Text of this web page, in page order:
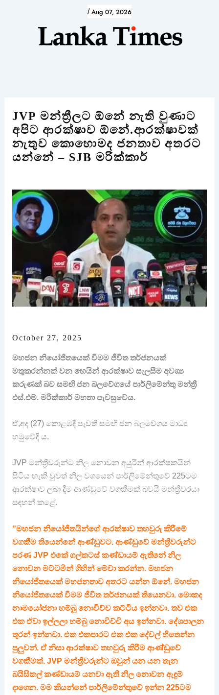
/ Aug 07, 2026
JVP මන්ත්‍රීලට ඕනේ නැති වුණාට
අපිට ආරක්ෂාව ඕනේ.ආරක්ෂාවක්
නැතුව කොහොමද ජනතාව අතරට
යන්නේ – SJB මරික්කාර්
October 27, 2025
මහජන නියෝජිතයෙක් වීමම ජීවිත තර්ජනයක්
මතුකරන්නක් වන හෙයින් ආරක්ෂාව සැලසීම අවශ්‍ය
කරුණක් බව සමඟි ජන බලවේගයේ පාර්ලිමේන්තු මන්ත්‍රී
එස්.එම්. මරික්කාර් මහතා පැවසුවේය.
ඒ,අද (27) කොළඹදී පැවති සමඟි ජන බලවේගය මාධ්‍ය
හමුවේදී ය.
JVP මන්ත්‍රීවරුන්ට නිල නොවන අයුරින් ආරක්ෂකයින්
සිටිය හැකි වුවත් නිල වශයෙන් පාර්ලිමේන්තුවේ 225ටම
ආරක්ෂාව ලබා දීම ආණ්ඩුවේ වගකීමක් බවයි මන්ත්‍රීවරයා
සඳහන් කළේ.
”මහජන නියෝජිතයින්ගේ ආරක්ෂාව තහවුරු කිරීමේ
වගකීම තියෙන්නේ ආණ්ඩුවට. ආණ්ඩුවේ මන්ත්‍රීවරුන්ට
පරණ JVP එකේ ගල්කටස් කණ්ඩායම් ඇතිනේ නිල
නොවන මට්ටමින් ගිහින් මේවා කරන්න. මහජන
නියෝජිතයෙක් මහජනතාව අතරට යන්න ඕනේ. මහජන
නියෝජිතයෙක් වීමම ජීවිත තර්ජනයක් තියෙනවා. මොකද
නාමයෝජනා හම්බු නොවිච්ච කට්ටිය ඉන්නවා. තව එක
එක ඒවා ඉල්ලලා හම්බු නොවිච්චි අය ඉන්නවා. දේශපාලන
තුරන් ඉන්නවා. එක එකපාරට එක එක දේවල් හිතෙන්න
පුලුවන්. ඒ නිසා ආරක්ෂාව තහවුරු කිරීම ආණ්ඩුවේ
වගකීමක්. JVP මන්ත්‍රීවරුන්ට ඔවුන් යන යන තැන
බයිසිකල් කණ්ඩායම් යනවා ඇති නිල නොවන ඇඳුම්
දාගෙන. මම කියන්නේ පාර්ලිමේන්තුවේ ඉන්න 225ටම